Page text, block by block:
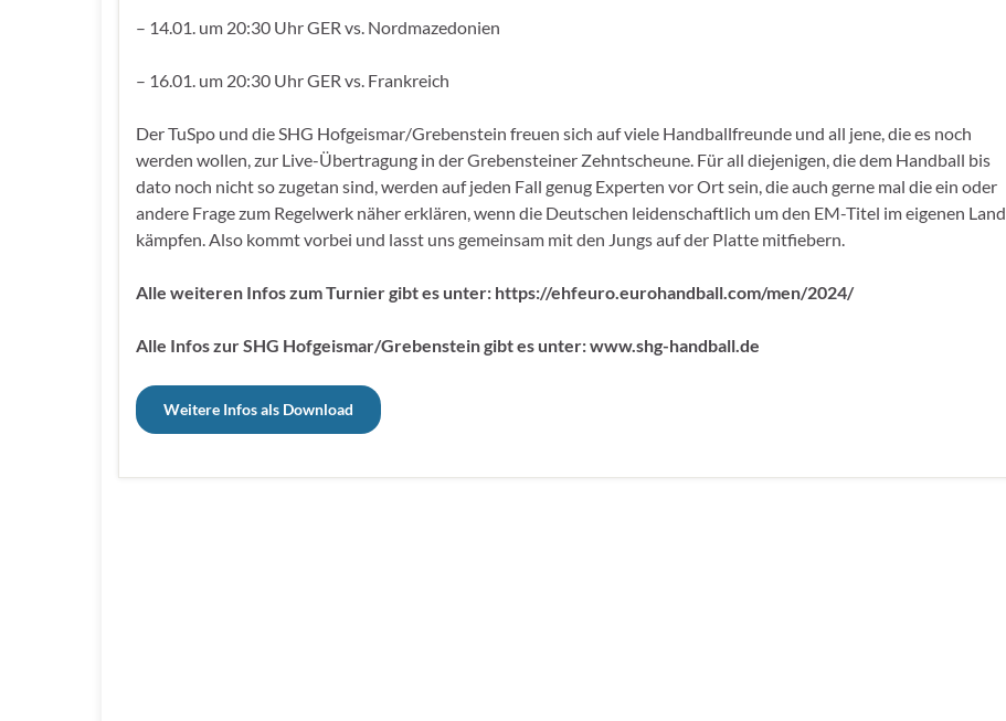
– 14.01. um 20:30 Uhr GER vs. Nordmazedonien
– 16.01. um 20:30 Uhr GER vs. Frankreich
Der TuSpo und die SHG Hofgeismar/Grebenstein freuen sich auf viele Handballfreunde und all jene, die es noch
werden wollen, zur Live-Übertragung in der Grebensteiner Zehntscheune. Für all diejenigen, die dem Handball bis
dato noch nicht so zugetan sind, werden auf jeden Fall genug Experten vor Ort sein, die auch gerne mal die ein oder
andere Frage zum Regelwerk näher erklären, wenn die Deutschen leidenschaftlich um den EM-Titel im eigenen Land
kämpfen. Also kommt vorbei und lasst uns gemeinsam mit den Jungs auf der Platte mitfiebern.
Alle weiteren Infos zum Turnier gibt es unter: https://ehfeuro.eurohandball.com/men/2024/
Alle Infos zur SHG Hofgeismar/Grebenstein gibt es unter: www.shg-handball.de
Weitere Infos als Download